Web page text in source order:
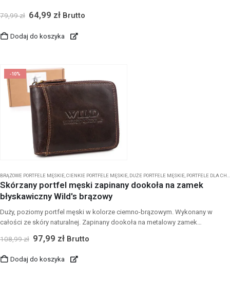
79,99zł 64,99 zł Brutto
Dodaj do koszyka
-10%
BRĄZOWE PORTFELE MĘSKIE,CIENKIE PORTFELE MĘSKIE, DUŻE PORTFELE MĘSKIE, PORTFELE DLA CHŁOPCA
Skórzany portfel męski zapinany dookoła na zamek
błyskawiczny Wild's brązowy
Duży, poziomy portfel męski w kolorze ciemno-brązowym. Wykonany w
całości ze skóry naturalnej. Zapinany dookoła na metalowy zamek
108,99zł 97,99 zł Brutto
Dodaj do koszyka